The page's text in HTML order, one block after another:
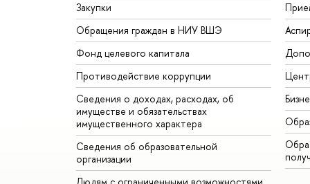
Закупки
Обращения граждан в НИУ ВШЭ
Фонд целевого капитала
Противодействие коррупции
Сведения о доходах, расходах, об
имуществе и обязательствах
имущественного характера
Сведения об образовательной
организации